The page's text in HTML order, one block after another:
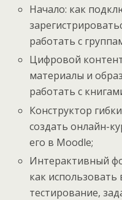
Начало: как
работать с
Цифровой
материалы и
работать с
Конструктор
создать онлайн-
его в Moodle;
Интерактивный
как
тестирование,